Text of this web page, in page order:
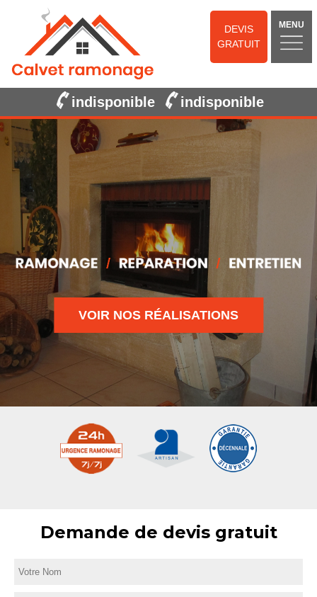
DEVIS
GRATUIT
MENU
indisponible indisponible
VOIR NOS RÉALISATIONS
Demande de devis gratuit